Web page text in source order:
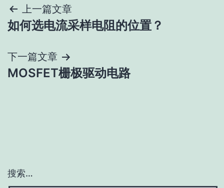
文
章
导
航
上一篇文章
如何选电流采样电阻的位置？
下一篇文章
MOSFET栅极驱动电路
搜索…